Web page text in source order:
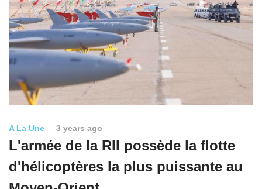
A La Une 3 years ago
L'armée de la RII possède la flotte
d'hélicoptères la plus puissante au